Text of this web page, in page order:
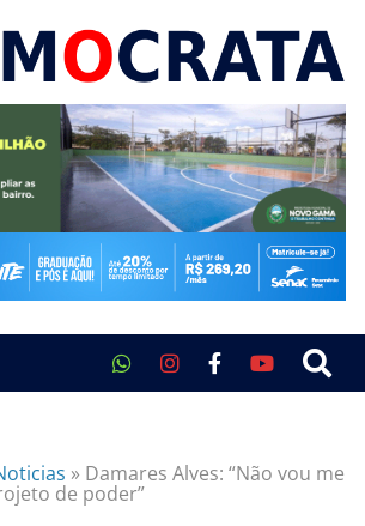
» Damares Alves: “Não vou me
de poder”